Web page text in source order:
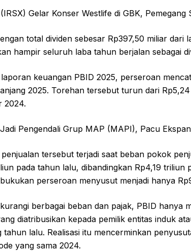
Gelar Konser Westlife di GBK,
total dividen sebesar Rp397,50 miliar dari
hampir seluruh laba tahun berjalan sebagai
keuangan PBID 2025, perseroan
2025. Torehan tersebut turun dari
2024.
Pengendali Grup MAP (MAPI), Pacu
tersebut terjadi saat beban pokok
pada tahun lalu, dibandingkan Rp4,19 triliun
perseroan menyusut menjadi hanya
berbagai beban dan pajak, PBID hanya
diatribusikan kepada pemilik entitas induk
tahun lalu. Realisasi itu mencerminkan
yang sama 2024.